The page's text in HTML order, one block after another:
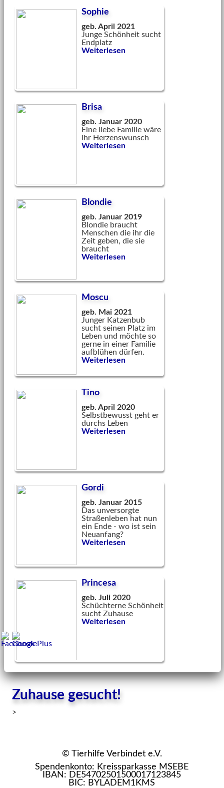
Sophie
geb. April 2021
Junge Schönheit sucht
Endplatz
Weiterlesen
Brisa
geb. Januar 2020
Eine liebe Familie wäre
ihr Herzenswunsch
Weiterlesen
Blondie
geb. Januar 2019
Blondie braucht
Menschen die ihr die
Zeit geben, die sie
braucht
Weiterlesen
Moscu
geb. Mai 2021
Junger Katzenbub
sucht seinen Platz im
Leben und möchte so
gerne in einer Familie
aufblühen dürfen.
Weiterlesen
Tino
geb. April 2020
Selbstbewusst geht er
durchs Leben
Weiterlesen
Gordi
geb. Januar 2015
Das unversorgte
Straßenleben hat nun
ein Ende - wo ist sein
Neuanfang?
Weiterlesen
Princesa
geb. Juli 2020
Schüchterne Schönheit
sucht Zuhause
Weiterlesen
Zuhause gesucht!
>
© Tierhilfe Verbindet e.V.
Spendenkonto: Kreissparkasse MSEBE
IBAN: DE54702501500017123845
BIC: BYLADEM1KMS